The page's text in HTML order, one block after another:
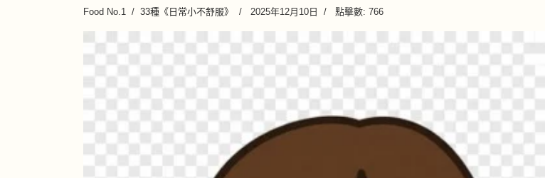
Food No.1 33種《日常小不舒服》 2025年12月10日 點擊數: 766